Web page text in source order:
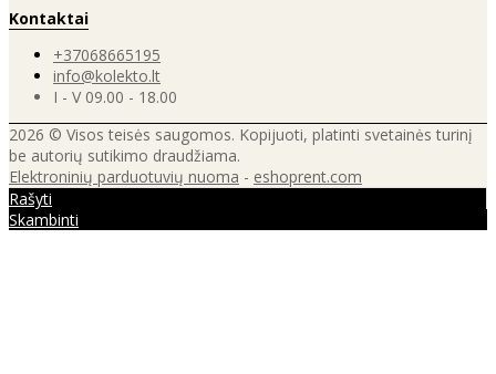
Kontaktai
+37068665195
info@kolekto.lt
I - V 09.00 - 18.00
2026 © Visos teisės saugomos. Kopijuoti, platinti svetainės turinį
be autorių sutikimo draudžiama.
Elektroninių parduotuvių nuoma - eshoprent.com
Rašyti
Skambinti